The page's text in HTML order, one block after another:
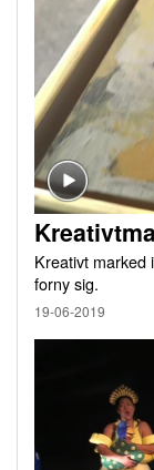
Kreativt marked
forny sig.
19-06-2019